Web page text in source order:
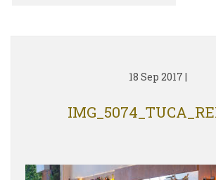
18 Sep 2017 |